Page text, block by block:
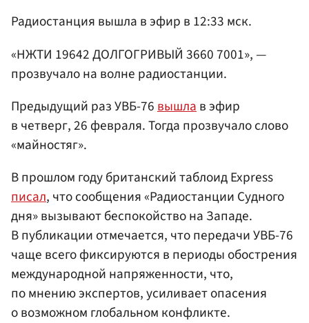
Радиостанция вышла в эфир в 12:33 мск.
«НЖТИ 19642 ДОЛГОГРИВЫЙ 3660 7001», —
прозвучало на волне радиостанции.
Предыдущий раз УВБ-76вышлав эфир
в четверг, 26 февраля. Тогда прозвучало слово
«майностяг».
В прошлом году британский таблоид Express
писал, что сообщения «Радиостанции Судного
дня» вызывают беспокойство на Западе.
В публикации отмечается, что передачи УВБ-76
чаще всего фиксируются в периоды обострения
международной напряженности, что,
по мнению экспертов, усиливает опасения
о возможном глобальном конфликте.